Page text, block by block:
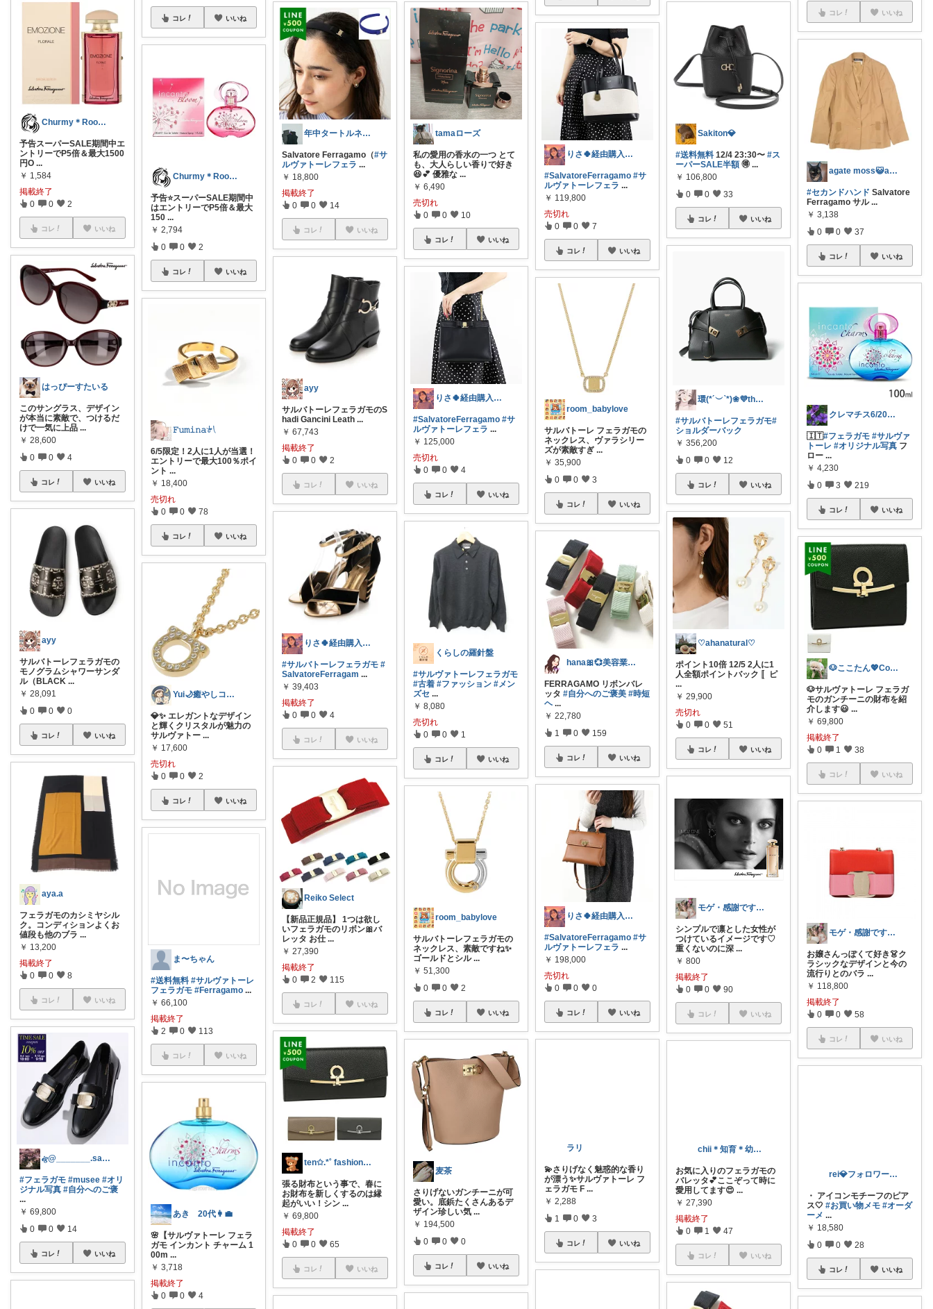
Churmy＊Room神コスメ＆美容家電
予告スーパーSALE期間中エ
ントリーでP5倍＆最大1500
円O ...
￥ 1,584
掲載終了
0 0 2
コレ いいね
はっぴーすたいる
このサングラス、デザイン
が本当に素敵で、つけるだ
けで一気に上品 ...
￥ 28,600
0 0 4
コレ いいね
ayy
サルバトーレフェラガモの
モノグラムシャワーサンダ
ル（BLACK ...
￥ 28,091
0 0 0
コレ いいね
aya.a
フェラガモのカシミヤシル
ク。コンディションよくお
値段も他のブラ ...
￥ 13,200
掲載終了
0 0 8
コレ いいね
𝒾𝑔@_______.saku
#フェラガモ #musee #オリ
ジナル写真 #自分へのご褒
...
￥ 69,800
0 0 14
コレ いいね
コレ いいね
Churmy＊Room神コスメ＆美容家電
予告⭐️スーパーSALE期間中
はエントリーでP5倍＆最大
150 ...
￥ 2,794
0 0 2
コレ いいね
𝙵𝚞𝚖𝚒𝚗𝚊𓍯
6/5限定！2人に1人が当選！
エントリーで最大100％ポイ
ント ...
￥ 18,400
売切れ
0 0 78
コレ いいね
Yui🌙癒やしコーディネーター
💎✨ エレガントなデザイン
と輝くクリスタルが魅力の
サルヴァトー ...
￥ 17,600
売切れ
0 0 2
コレ いいね
ま〜ちゃん
#送料無料 #サルヴァトーレ
フェラガモ #Ferragamo ...
￥ 66,100
掲載終了
2 0 113
コレ いいね
あき 20代👩‍💼
🌸【サルヴァトーレ フェラ
ガモ インカント チャーム 1
00m ...
￥ 3,718
掲載終了
0 0 4
年中タートルネックコーデ
Salvatore Ferragamo（#サ
ルヴァトーレフェラ ...
￥ 18,800
掲載終了
0 0 14
コレ いいね
ayy
サルバトーレフェラガモのS
hadi Gancini Leath ...
￥ 67,743
掲載終了
0 0 2
コレ いいね
りさ🍀経由購入ありがとうございます😊
#サルバトーレフェラガモ #
SalvatoreFerragam ...
￥ 39,403
掲載終了
0 0 4
コレ いいね
Reiko Select
【新品正規品】 1つは欲し
いフェラガモのリボン🎀バ
レッタ お仕 ...
￥ 27,390
掲載終了
0 2 115
コレ いいね
ten✩.*˚ fashion中心❤🧸
張る財布という事で、春に
お財布を新しくするのは縁
起がいい！シン ...
￥ 69,800
掲載終了
0 0 65
コレ いいね
tamaローズ
私の愛用の香水の一つ とて
も、大人らしい香りで好き
😆💕 優雅な ...
￥ 6,490
売切れ
0 0 10
コレ いいね
りさ🍀経由購入ありがとうございます😊
#SalvatoreFerragamo #サ
ルヴァトーレフェラ ...
￥ 125,000
売切れ
0 0 4
コレ いいね
くらしの羅針盤
#サルヴァトーレフェラガモ
#古着 #ファッション #メン
ズセ ...
￥ 8,080
売切れ
0 0 1
コレ いいね
room_babylove
サルバトーレフェラガモの
ネックレス、素敵ですね✨
ゴールドとシル ...
￥ 51,300
0 0 2
コレ いいね
麦茶
さりげないガンチーニが可
愛い。底鋲たくさんあるデ
ザイン珍しい気 ...
￥ 194,500
0 0 0
コレ いいね
りさ🍀経由購入ありがとうございます😊
#SalvatoreFerragamo #サ
ルヴァトーレフェラ ...
￥ 119,800
売切れ
0 0 7
コレ いいね
room_babylove
サルバトーレ フェラガモの
ネックレス、ヴァラシリー
ズが素敵すぎ ...
￥ 35,900
0 0 3
コレ いいね
hana🎀💞美容業界OL👩‍💼
FERRAGAMO リボンバレ
ッタ#自分へのご褒美 #時短
ヘ ...
￥ 22,780
1 0 159
コレ いいね
りさ🍀経由購入ありがとうございます😊
#SalvatoreFerragamo #サ
ルヴァトーレフェラ ...
￥ 198,000
売切れ
0 0 0
コレ いいね
ラリ
💫さりげなく魅惑的な香り
が漂う✨サルヴァトーレ フ
ェラガモ F ...
￥ 2,288
1 0
Sakiton💎
#送料無料 12/4 23:30〜#ス
ーパーSALE半額 🉐 ...
￥ 106,800
0 0 33
コレ いいね
環(*´︶`*)❀💜thanks!❥❥
#サルバトーレフェラガモ#
ショルダーバック
￥ 356,200
0 0 12
コレ いいね
♡ahanatural♡
ポイント10倍 12/5 2人に1
人全額ポイントバック 〚ピ
...
￥ 29,900
売切れ
0 0 51
コレ いいね
モゲ・感謝です❤︎しばらく留守です★
シンプルで凛とした女性が
つけているイメージです♡
重くないのに深 ...
￥ 800
掲載終了
0 0 90
コレ いいね
お気に入りのフェラガモの
愛用してます😍
...
￥ 27,390
1
コレ いいね
agate moss😺agaです
#セカンドハンド Salvatore
Ferragamo サル ...
￥ 3,138
0 0 37
コレ いいね
クレマチス6/20🦟有難く御座候
🇮🇹#フェラガモ #サルヴァ
トーレ #オリジナル写真 フ
ロー ...
￥ 4,230
0 3 219
コレ いいね
🐶ここたん💖CocoChic
🐶サルヴァトーレ フェラガ
モのガンチーニの財布を紹
介します😃...
￥ 69,800
掲載終了
0 1 38
コレ いいね
モゲ・感謝です❤︎しばらく留守です★
お嬢さんっぽくて好き👗ク
ラシックなデザインと今の
流行りとのバラ ...
￥ 118,800
掲載終了
0 0 58
コレ いいね
rei💎フォロワー様から購入🍀*゜
・ アイコンモチーフのピア
ス🤍#お買い物メモ
ーメ
...
￥ 18,580
0 0